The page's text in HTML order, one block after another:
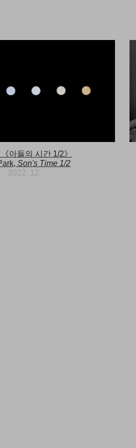
《아들의 시간 1/2》
Son's Time 1/2
2022. 12